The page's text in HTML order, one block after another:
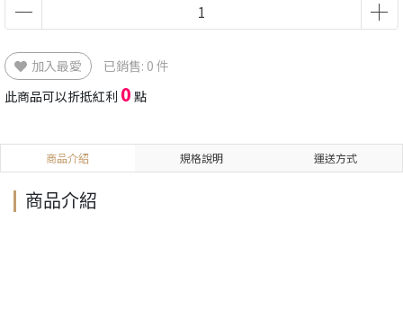
加入最愛
已銷售: 0 件
此商品可以折抵紅利 0 點
商品介紹 規格說明 運送方式
商品介紹